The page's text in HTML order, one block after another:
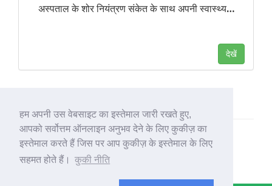
हम अपनी उस वेबसाइट का इस्तेमाल जारी रखते हुए,
आपको सर्वोत्तम ऑनलाइन अनुभव देने के लिए कुकीज़ का
इस्तेमाल करते हैं जिस पर आप कुकीज़ के इस्तेमाल के लिए
सहमत होते हैं।
कुकी नीति
अस्पताल के शोर नियंत्रण संकेत के साथ अपनी स्वास्थ्य…
देखें